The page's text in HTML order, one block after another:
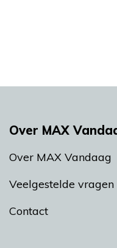
Over MAX
Over MAX Vandaag
Veelgestelde vragen
Contact